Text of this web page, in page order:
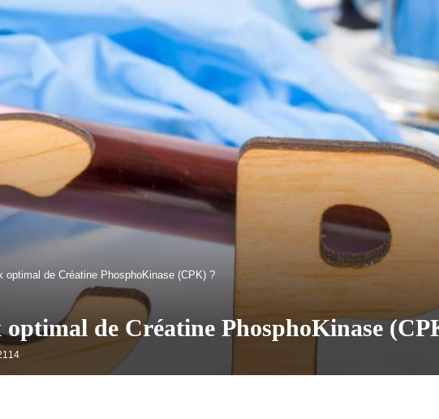
optimal de Créatine PhosphoKinase (CPK) ?
optimal de Créatine PhosphoKinase